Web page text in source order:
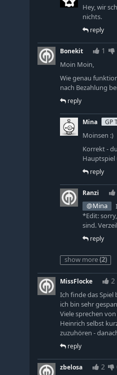
Hey, wir
nichts.
reply
Bonekit 1
Moin Moin,
Wie genau
nach Bezahlung
reply
Mina GP
Moinsen :)
Korrekt -
Hauptspiel
reply
Ranzi
@Mina
*Edit:
sind.
reply
show more(2)
MissFlocke 2
Ich finde das
ich bin sehr
Viele sprechen
Heinrich selbst
zuzuhören -
reply
zbelosa 2